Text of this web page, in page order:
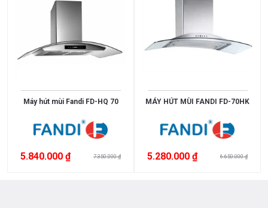
Máy hút mùi Fandi FD-HQ 70
5.840.000 ₫ 7.350.000 ₫
MÁY HÚT MÙI FANDI FD-70HK
5.280.000 ₫ 6.650.000 ₫